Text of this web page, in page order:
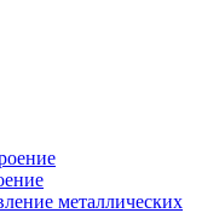
металлических